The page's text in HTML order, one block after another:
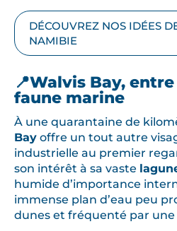
DÉCOUVREZ NOS IDÉES
NAMIBIE
📍Walvis Bay,
faune marine
À une quarantaine de
Bay offre un tout autre
industrielle au premier
son intérêt à sa vaste
humide d’importance
immense plan d’eau peu
dunes et fréquenté par une